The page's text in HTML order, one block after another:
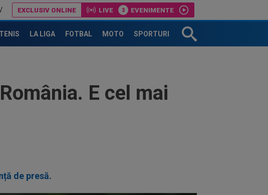
EXCLUSIV ONLINE LIVE EVENIMENTE
TENIS LA LIGA FOTBAL MOTO SPORTURI
E cel mai
de presă.